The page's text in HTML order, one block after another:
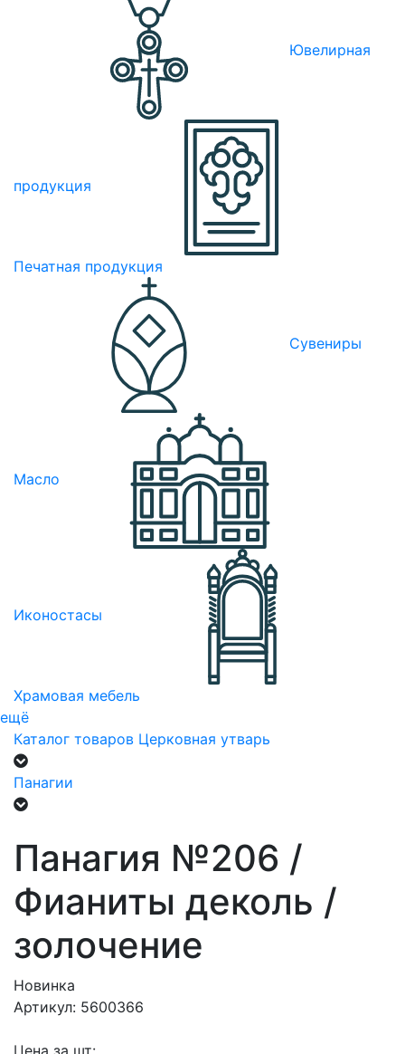
Ювелирная
продукция
Печатная продукция
Сувениры
Масло
Иконостасы
Храмовая мебель
ещё
Каталог товаров Церковная утварь
Панагии
Панагия №206 /
Фианиты деколь /
золочение
Новинка
Артикул: 5600366
Цена за шт: